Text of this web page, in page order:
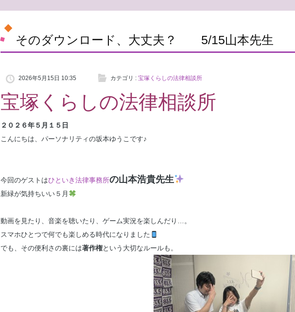
そのダウンロード、大丈夫？ 5/15山本先生
2026年5月15日 10:35 カテゴリ : 宝塚くらしの法律相談所
宝塚くらしの法律相談所
２０２６年５月１５日
こんにちは、パーソナリティの坂本ゆうこです♪
今回のゲストはひといき法律事務所の山本浩貴先生
新緑が気持ちいい５月
動画を見たり、音楽を聴いたり、ゲーム実況を楽しんだり…。
スマホひとつで何でも楽しめる時代になりました
でも、その便利さの裏には著作権という大切なルールも。